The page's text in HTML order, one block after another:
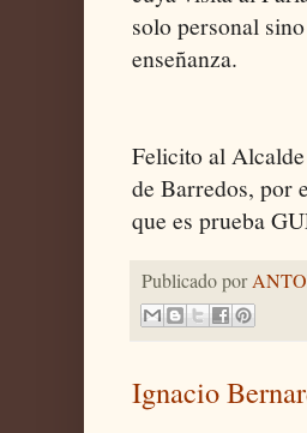
solo personal
enseñanza.
Felicito al
de Barredos, por
que es prueba
Publicado por
Ignacio